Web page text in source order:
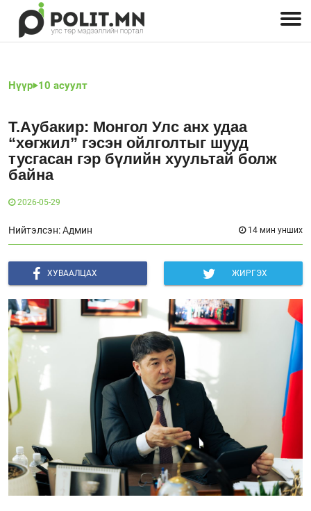
Нүүр 10 асуулт
Т.Аубакир: Монгол Улс анх удаа
“хөгжил” гэсэн ойлголтыг шууд
тусгасан гэр бүлийн хуультай болж
байна
2026-05-29
Нийтэлсэн: Админ 14 мин унших
ХУВААЛЦАХ ЖИРГЭХ